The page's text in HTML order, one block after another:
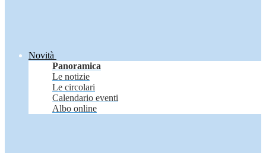
Novità
Panoramica
Le notizie
Le circolari
Calendario eventi
Albo online